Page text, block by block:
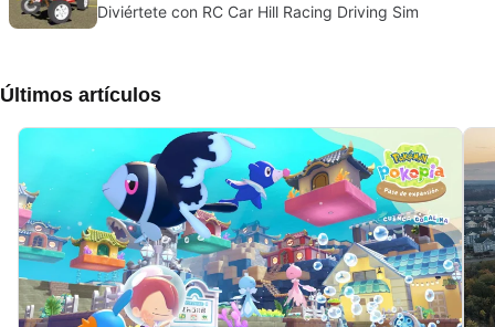
Diviértete con RC Car Hill Racing Driving Sim
Últimos artículos